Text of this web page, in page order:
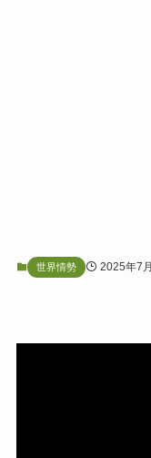
世界情勢 2025年7